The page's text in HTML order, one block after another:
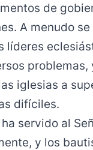
de
A menudo
líderes
problemas,
iglesias a
difíciles.
servido al
y los